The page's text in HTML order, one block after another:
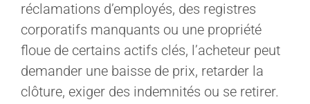
réclamations d’employés, des registres
corporatifs manquants ou une propriété
floue de certains actifs clés, l’acheteur peut
demander une baisse de prix, retarder la
clôture, exiger des indemnités ou se retirer.